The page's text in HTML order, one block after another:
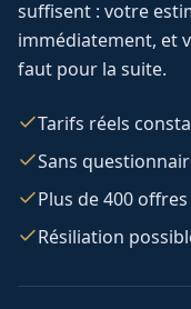
suffisent : votre
immédiatement, et
faut pour la suite.
Tarifs réels
Sans
Plus de 400
Résiliation